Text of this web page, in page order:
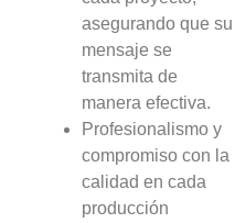
asegurando que su
mensaje se
transmita de
manera efectiva.
Profesionalismo y
compromiso con la
calidad en cada
producción